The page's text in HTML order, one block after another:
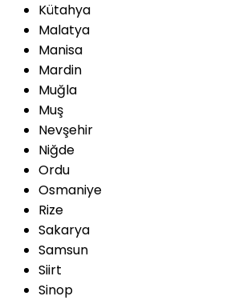
Kütahya
Malatya
Manisa
Mardin
Muğla
Muş
Nevşehir
Niğde
Ordu
Osmaniye
Rize
Sakarya
Samsun
Siirt
Sinop